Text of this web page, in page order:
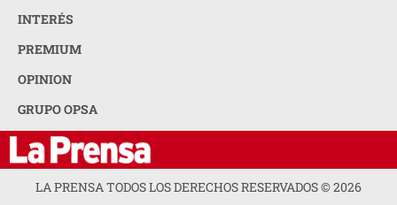
INTERÉS
PREMIUM
OPINION
GRUPO OPSA
LA PRENSA TODOS LOS DERECHOS RESERVADOS ©2026